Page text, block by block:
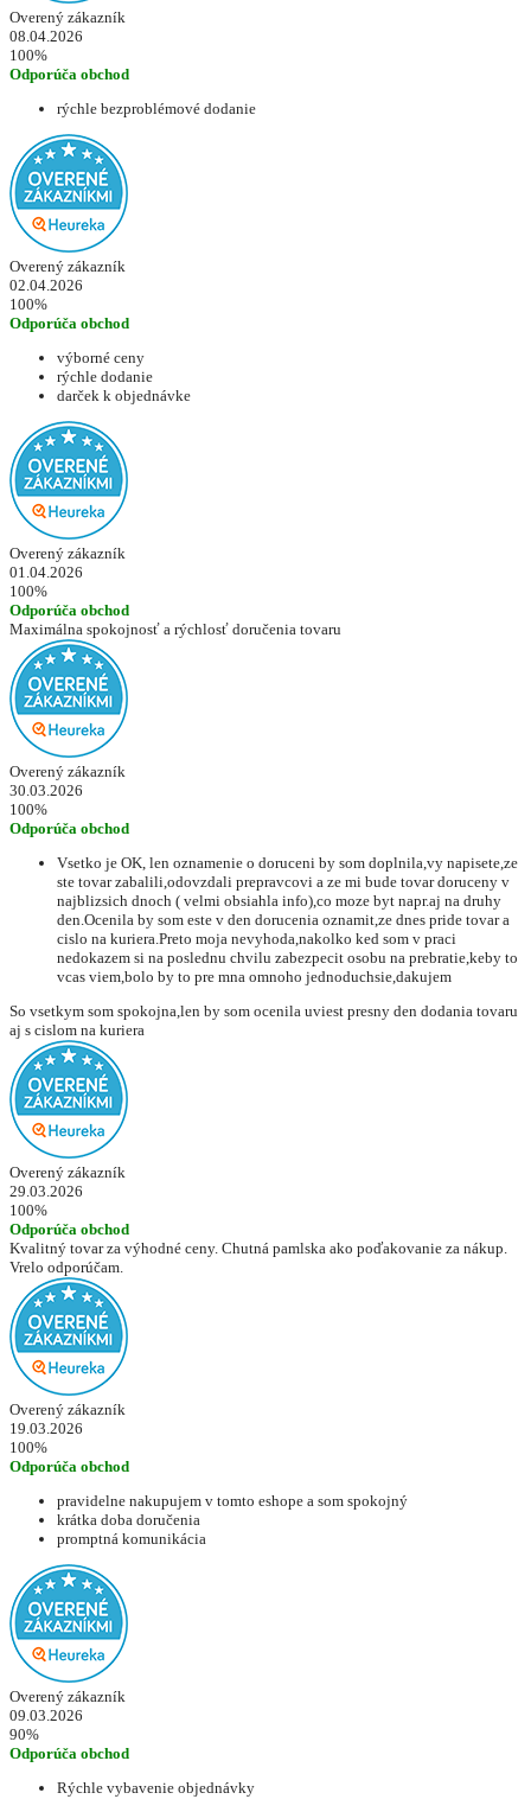
Overený zákazník
08.04.2026
100%
Odporúča obchod
rýchle bezproblémové dodanie
Overený zákazník
02.04.2026
100%
Odporúča obchod
výborné ceny
rýchle dodanie
darček k objednávke
Overený zákazník
01.04.2026
100%
Odporúča obchod
Maximálna spokojnosť a rýchlosť doručenia tovaru
Overený zákazník
30.03.2026
100%
Odporúča obchod
Vsetko je OK, len oznamenie o doruceni by som doplnila,vy napisete,ze
ste tovar zabalili,odovzdali prepravcovi a ze mi bude tovar doruceny v
najblizsich dnoch ( velmi obsiahla info),co moze byt napr.aj na druhy
den.Ocenila by som este v den dorucenia oznamit,ze dnes pride tovar a
cislo na kuriera.Preto moja nevyhoda,nakolko ked som v praci
nedokazem si na poslednu chvilu zabezpecit osobu na prebratie,keby to
vcas viem,bolo by to pre mna omnoho jednoduchsie,dakujem
So vsetkym som spokojna,len by som ocenila uviest presny den dodania tovaru
aj s cislom na kuriera
Overený zákazník
29.03.2026
100%
Odporúča obchod
Kvalitný tovar za výhodné ceny. Chutná pamlska ako poďakovanie za nákup.
Vrelo odporúčam.
Overený zákazník
19.03.2026
100%
Odporúča obchod
pravidelne nakupujem v tomto eshope a som spokojný
krátka doba doručenia
promptná komunikácia
Overený zákazník
09.03.2026
90%
Odporúča obchod
Rýchle vybavenie objednávky